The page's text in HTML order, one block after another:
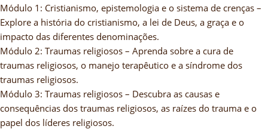
Módulo 1: Cristianismo, epistemologia e o sistema de crenças –
Explore a história do cristianismo, a lei de Deus, a graça e o
impacto das diferentes denominações.
Módulo 2: Traumas religiosos – Aprenda sobre a cura de
traumas religiosos, o manejo terapêutico e a síndrome dos
traumas religiosos.
Módulo 3: Traumas religiosos – Descubra as causas e
consequências dos traumas religiosos, as raízes do trauma e o
papel dos líderes religiosos.